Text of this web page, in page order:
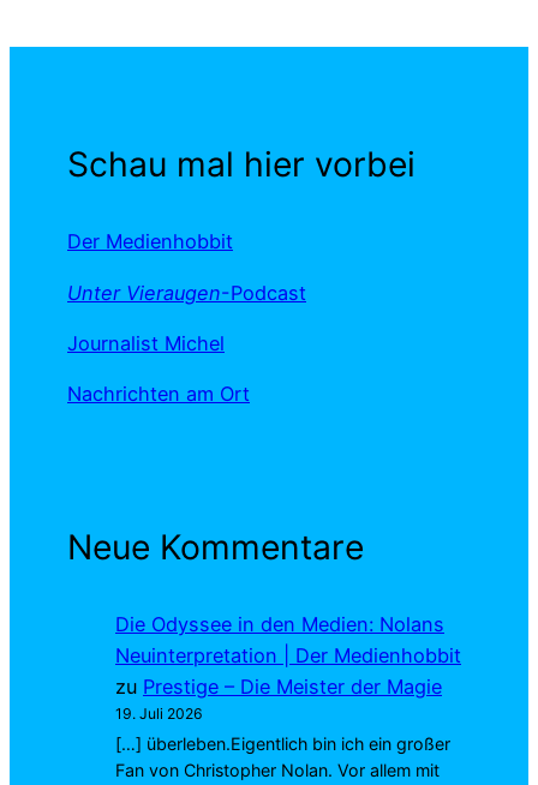
Schau mal hier vorbei
Der Medienhobbit
Unter Vieraugen-Podcast
Journalist Michel
Nachrichten am Ort
Neue Kommentare
Die Odyssee in den Medien: Nolans
Neuinterpretation | Der Medienhobbit
zu Prestige – Die Meister der Magie
19. Juli 2026
[…] überleben.Eigentlich bin ich ein großer
Fan von Christopher Nolan. Vor allem mit